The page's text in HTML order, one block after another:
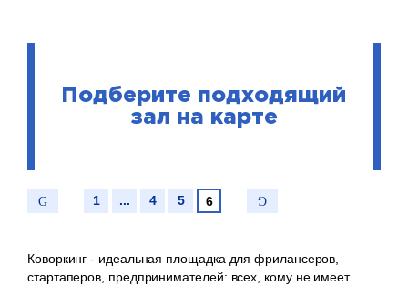
Подберите подходящий
зал на карте
1 ... 4 5 6
Коворкинг - идеальная площадка для фрилансеров,
стартаперов, предпринимателей: всех, кому не имеет